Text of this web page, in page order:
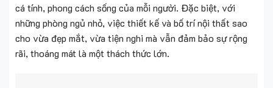
cá tính, phong cách sống của mỗi người. Đặc biệt, với
những phòng ngủ nhỏ, việc thiết kế và bố trí nội thất sao
cho vừa đẹp mắt, vừa tiện nghi mà vẫn đảm bảo sự rộng
rãi, thoáng mát là một thách thức lớn.